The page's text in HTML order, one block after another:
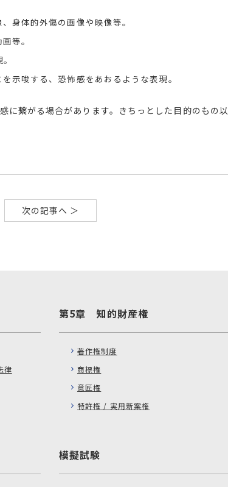
身体的外傷の画像や映像等。
等。
示唆する、恐怖感をあおるような表現。
に繋がる場合があります。きちっとした目的のもの以
次の記事へ ＞
律
第5章 知的財産権
著作権制度
商標権
意匠権
特許権 / 実用新案権
模擬試験